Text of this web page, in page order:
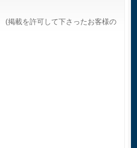
載を許可して下さったお客様の